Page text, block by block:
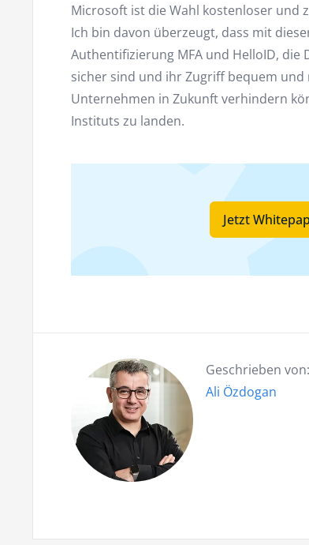
Microsoft ist die Wahl kostenloser und
Ich bin davon überzeugt, dass mit
Authentifizierung MFA und HelloID,
sicher sind und ihr Zugriff bequem
Unternehmen in Zukunft verhindern
Instituts zu landen.
Jetzt
Geschrieben von:
Ali Özdogan